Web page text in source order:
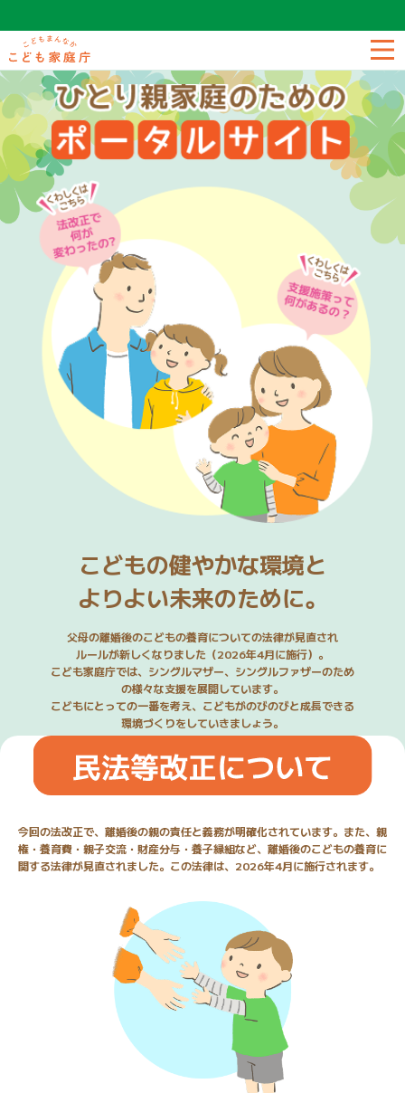
こどもの健やかな環境と
よりよい未来のために。
父母の離婚後のこどもの養育についての法律が見直され
ルールが新しくなりました（2026年4月に施行）。
こども家庭庁では、シングルマザー、シングルファザーのため
の様々な支援を展開しています。
こどもにとっての一番を考え、こどもがのびのびと成長できる
環境づくりをしていきましょう。
今回の法改正で、離婚後の親の責任と義務が明確化されています。また、親
権・養育費・親子交流・財産分与・養子縁組など、離婚後のこどもの養育に
関する法律が見直されました。この法律は、2026年4月に施行されます。